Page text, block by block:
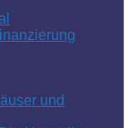
und